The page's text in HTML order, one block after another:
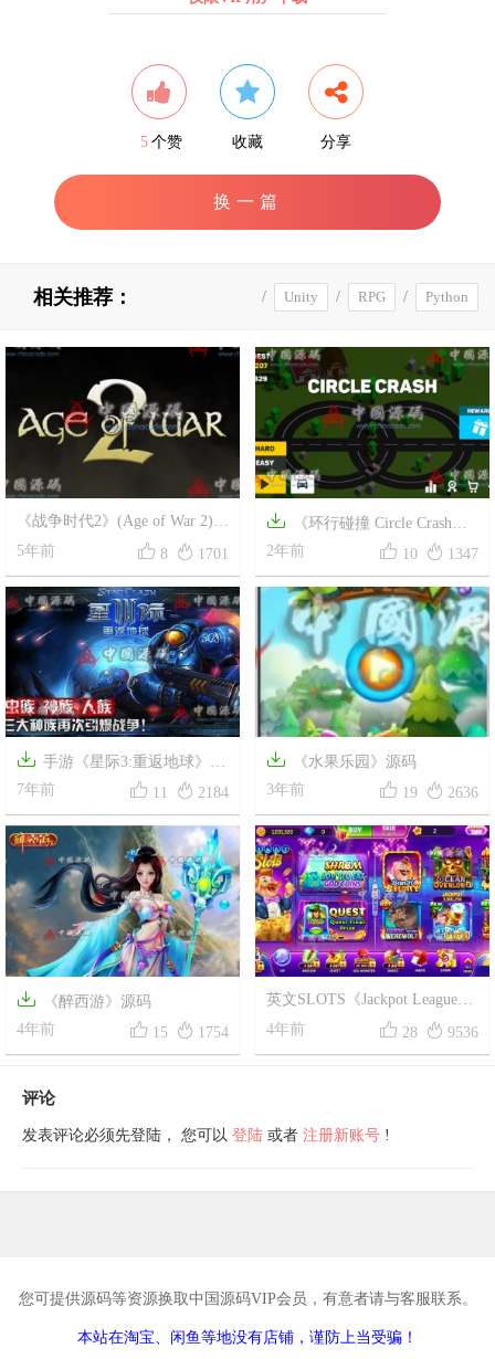
5 个赞 收藏 分享
换一篇
相关推荐： Python
/
RPG
/
Unity
/
封神伏魔录
横版
《战争时代2》(Age of War 2)源
码
5年前  8  1701

《环行碰撞 Circle Crash》
源码
2年前  10  1347
 手游《星际3:重返地球》源
码
7年前  11  2184

《水果乐园》源码
3年前
 19  2636

《醉西游》源码
4年前
 15  1754
英文SLOTS《Jackpot League》
源码
4年前  28  9536
评论
发表评论必须先登陆， 您可以 登陆 或者 注册新账号 !
您可提供源码等资源换取中国源码VIP会员，有意者请与客服联系。
本站在淘宝、闲鱼等地没有店铺，谨防上当受骗！